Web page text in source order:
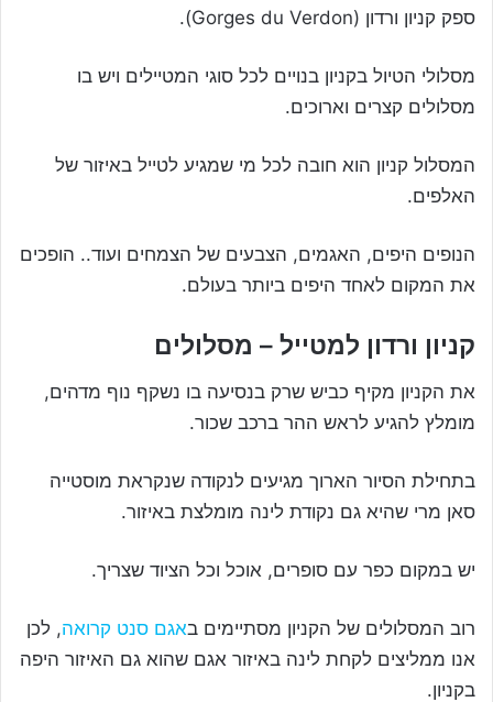
ספק קניון ורדון (Gorges du Verdon).
מסלולי הטיול בקניון בנויים לכל סוגי המטיילים ויש בו
מסלולים קצרים וארוכים.
המסלול קניון הוא חובה לכל מי שמגיע לטייל באיזור של
האלפים.
הנופים היפים, האגמים, הצבעים של הצמחים ועוד.. הופכים
את המקום לאחד היפים ביותר בעולם.
קניון ורדון למטייל – מסלולים
את הקניון מקיף כביש שרק בנסיעה בו נשקף נוף מדהים,
מומלץ להגיע לראש ההר ברכב שכור.
בתחילת הסיור הארוך מגיעים לנקודה שנקראת מוסטייה
סאן מרי שהיא גם נקודת לינה מומלצת באיזור.
יש במקום כפר עם סופרים, אוכל וכל הציוד שצריך.
רוב המסלולים של הקניון מסתיימים באגם סנט קרואה, לכן
אנו ממליצים לקחת לינה באיזור אגם שהוא גם האיזור היפה
בקניון.